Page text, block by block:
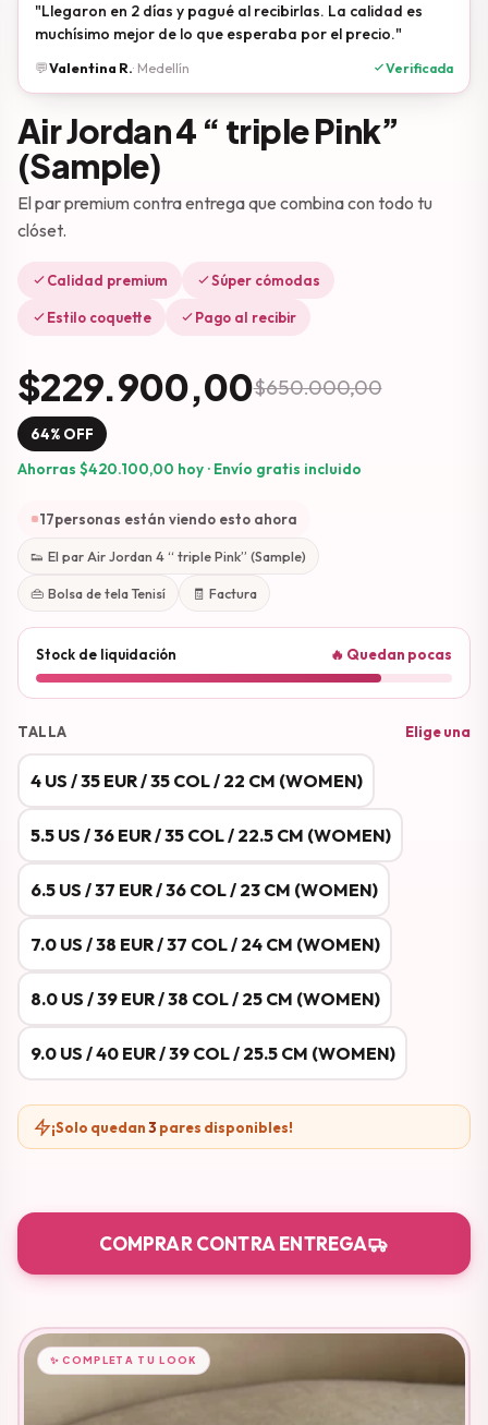
"Llegaron en 2 días y pagué al recibirlas. La calidad es
muchísimo mejor de lo que esperaba por el precio."
💬Valentina R.· Medellín Verificada
Air Jordan 4 “ triple Pink”
(Sample)
El par premium contra entrega que combina con todo tu
clóset.
Calidad premium Súper cómodas
Estilo coquette Pago al recibir
$229.900,00$650.000,00
64% OFF
Ahorras $420.100,00 hoy · Envío gratis incluido
18personas están viendo esto ahora
👟 El par Air Jordan 4 “ triple Pink” (Sample)
👜 Bolsa de tela Tenisí 🧾 Factura
Stock de liquidación 🔥 Quedan pocas
TALLA Elige una
4 US / 35 EUR / 35 COL / 22 CM (WOMEN)
5.5 US / 36 EUR / 35 COL / 22.5 CM (WOMEN)
6.5 US / 37 EUR / 36 COL / 23 CM (WOMEN)
7.0 US / 38 EUR / 37 COL / 24 CM (WOMEN)
8.0 US / 39 EUR / 38 COL / 25 CM (WOMEN)
9.0 US / 40 EUR / 39 COL / 25.5 CM (WOMEN)
¡Solo quedan3 pares disponibles!
COMPRAR CONTRA ENTREGA
✨ COMPLETA TU LOOK